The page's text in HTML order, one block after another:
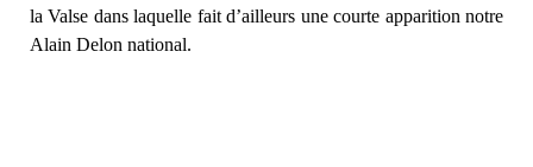
la Valse dans laquelle fait d’ailleurs une courte apparition notre
Alain Delon national.